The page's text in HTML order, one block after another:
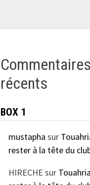
Commentaires
récents
BOX 1
mustapha sur
rester à la tête du
HIRECHE sur